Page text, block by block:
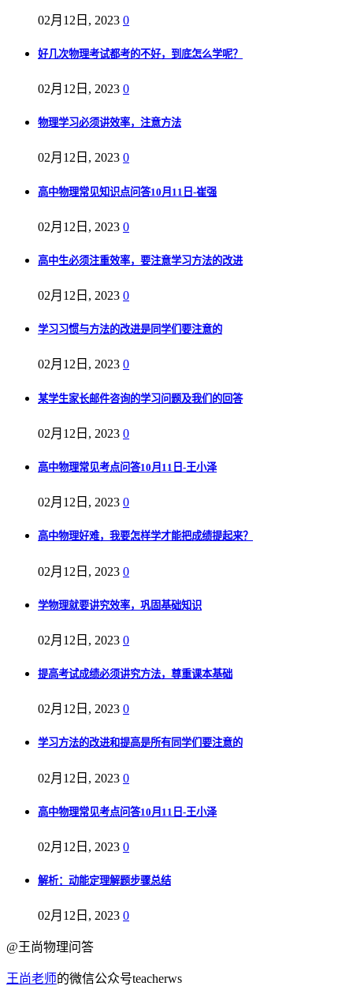
02月12日, 2023 0
好几次物理考试都考的不好，到底怎么学呢？
02月12日, 2023 0
物理学习必须讲效率，注意方法
02月12日, 2023 0
高中物理常见知识点问答10月11日-崔强
02月12日, 2023 0
高中生必须注重效率，要注意学习方法的改进
02月12日, 2023 0
学习习惯与方法的改进是同学们要注意的
02月12日, 2023 0
某学生家长邮件咨询的学习问题及我们的回答
02月12日, 2023 0
高中物理常见考点问答10月11日-王小泽
02月12日, 2023 0
高中物理好难，我要怎样学才能把成绩提起来？
02月12日, 2023 0
学物理就要讲究效率，巩固基础知识
02月12日, 2023 0
提高考试成绩必须讲究方法，尊重课本基础
02月12日, 2023 0
学习方法的改进和提高是所有同学们要注意的
02月12日, 2023 0
高中物理常见考点问答10月11日-王小泽
02月12日, 2023 0
解析：动能定理解题步骤总结
02月12日, 2023 0
@王尚物理问答
王尚老师的微信公众号teacherws